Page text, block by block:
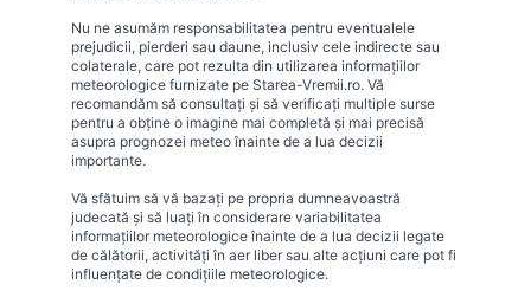
Nu ne asumăm responsabilitatea pentru eventualele
prejudicii, pierderi sau daune, inclusiv cele indirecte sau
colaterale, care pot rezulta din utilizarea informațiilor
meteorologice furnizate pe Starea-Vremii.ro. Vă
recomandăm să consultați și să verificați multiple surse
pentru a obține o imagine mai completă și mai precisă
asupra prognozei meteo înainte de a lua decizii
importante.
Vă sfătuim să vă bazați pe propria dumneavoastră
judecată și să luați în considerare variabilitatea
informațiilor meteorologice înainte de a lua decizii legate
de călătorii, activități în aer liber sau alte acțiuni care pot fi
influențate de condițiile meteorologice.